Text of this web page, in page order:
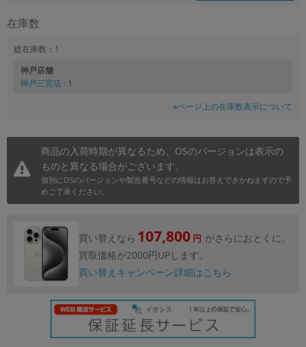
在庫数
総在庫数：1
神戸店舗
神戸三宮店 : 1
※ページ上の在庫数表示について
商品の入荷時期が異なるため、OSのバージョンは表示の
ものと異なる場合がございます。
個別にOSのバージョンや製造番号などの情報はお答えできかねますので予
めご了承ください。
買い替えなら 107,800 円 がさらにおとくに。
買取価格が2000円UPします。
買い替えキャンペーン詳細はこちら